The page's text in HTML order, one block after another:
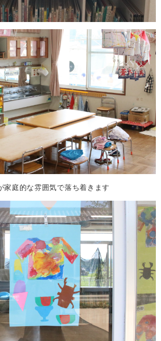
家庭的な雰囲気で落ち着きます